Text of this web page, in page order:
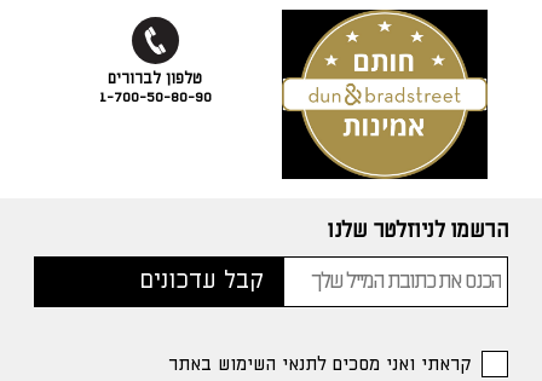
1-700-50-80-90
הרשמו לניוזלטר שלנו
קראתי ואני מסכים לתנאי השימוש באתר